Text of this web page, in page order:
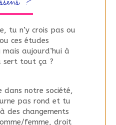
tu n’y crois pas ou
ces études
aujourd’hui à
sert tout ça ?
dans notre société,
pas rond et tu
des changements
femme, droit